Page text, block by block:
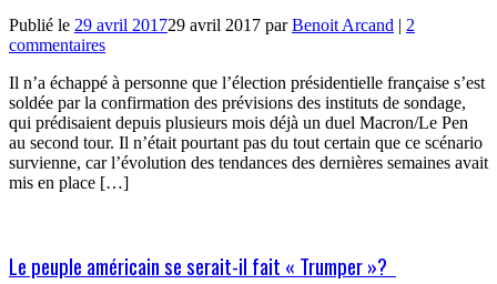
Publié le 29 avril 201729 avril 2017 parBenoit Arcand | 2
commentaires
Il n’a échappé à personne que l’élection présidentielle française s’est
soldée par la confirmation des prévisions des instituts de sondage,
qui prédisaient depuis plusieurs mois déjà un duel Macron/Le Pen
au second tour. Il n’était pourtant pas du tout certain que ce scénario
survienne, car l’évolution des tendances des dernières semaines avait
mis en place […]
Le peuple américain se serait-il fait « Trumper »?